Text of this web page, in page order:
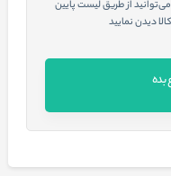
از طریق لیست پایین
دیدن نمایید
بده